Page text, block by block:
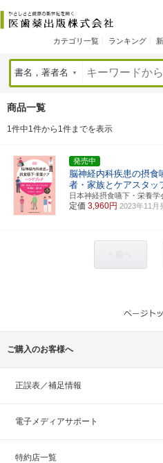
カテゴリ一覧 ランキング
商品一覧
1件中1件から1件までを表示
発売中
脳神経内科疾患の摂食
者・家族とケアスタッ
日本神経摂食嚥下・栄養
定価 3,960円 2023年11月
ご購入のお客様へ
正誤表／補足情報
電子メディアサポート
特約店一覧